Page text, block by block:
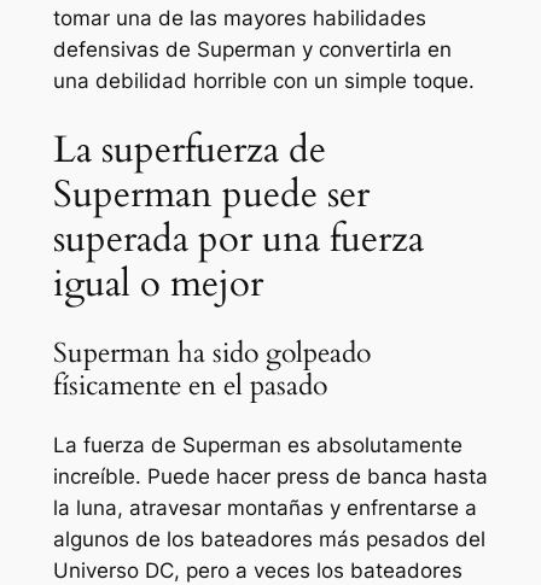
tomar una de las mayores habilidades
defensivas de Superman y convertirla en
una debilidad horrible con un simple toque.
La superfuerza de
Superman puede ser
superada por una fuerza
igual o mejor
Superman ha sido golpeado
físicamente en el pasado
La fuerza de Superman es absolutamente
increíble. Puede hacer press de banca hasta
la luna, atravesar montañas y enfrentarse a
algunos de los bateadores más pesados ​​del
Universo DC, pero a veces los bateadores